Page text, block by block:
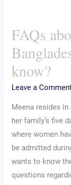
FAQs
know?
Leave a
Meena resides
her family’s five
where women
be admitted
wants to know
questions
nursing
admission
in
Bangladesh:
What
need